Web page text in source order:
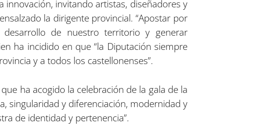
invitando artistas, diseñadores y
la dirigente provincial. “Apostar por
de nuestro territorio y generar
ha incidido en que “la Diputación siempre
y a todos los castellonenses”.
ha acogido la celebración de la gala de la
singularidad y diferenciación, modernidad y
de identidad y pertenencia”.